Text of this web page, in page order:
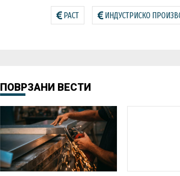
РАСТ ИНДУСТРИСКО
ПОВРЗАНИ ВЕСТИ